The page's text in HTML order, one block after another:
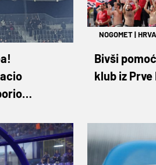
NOGOMET|
Bivši
klub iz Prve